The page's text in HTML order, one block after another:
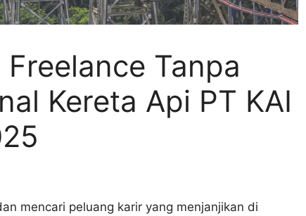
Tanpa
Kereta Api PT KAI
mencari peluang karir yang menjanjikan di